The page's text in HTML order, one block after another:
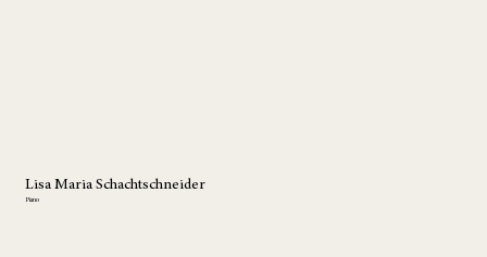
Lisa Maria Schachtschneider
Piano